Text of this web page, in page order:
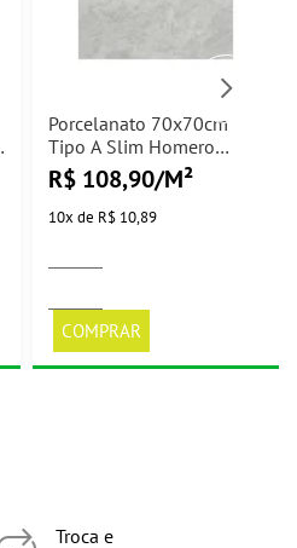
Porcelanato 70x70cm
Tipo A Slim Homero
Polido Cerbras - 2,00m²
R$ 108,90/M²
10x de R$ 10,89
COMPRAR
Troca e